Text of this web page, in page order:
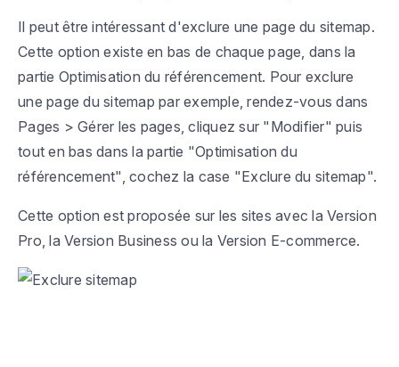
Il peut être intéressant d'exclure une page du sitemap.
Cette option existe en bas de chaque page, dans la
partie Optimisation du référencement. Pour exclure
une page du sitemap par exemple, rendez-vous dans
Pages > Gérer les pages, cliquez sur "Modifier" puis
tout en bas dans la partie "Optimisation du
référencement", cochez la case "Exclure du sitemap".
Cette option est proposée sur les sites avec la Version
Pro, la Version Business ou la Version E-commerce.